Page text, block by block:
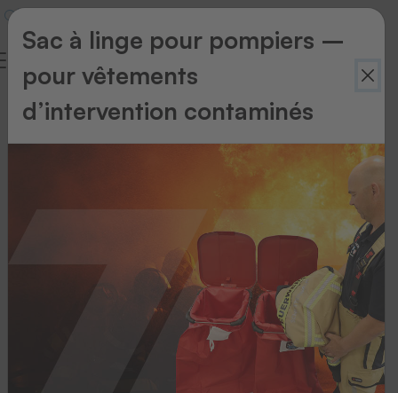
Scanners
sans
Sac à linge pour pompiers –
pour vêtements
d’intervention contaminés